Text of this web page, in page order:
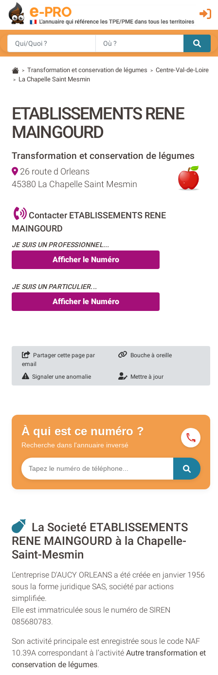
> Transformation et conservation de légumes > Centre-Val-de-Loire
> La Chapelle Saint Mesmin
ETABLISSEMENTS RENE
MAINGOURD
Transformation et conservation de légumes
26 route d Orleans
45380 La Chapelle Saint Mesmin
Contacter ETABLISSEMENTS RENE
MAINGOURD
JE SUIS UN PROFESSIONNEL...
Afficher le Numéro
JE SUIS UN PARTICULIER...
Afficher le Numéro
Partager cette page par
email
Bouche à oreille
Signaler une anomalie Mettre à jour
À qui est ce numéro ?
Recherche dans l'annuaire inversé
La Societé ETABLISSEMENTS
RENE MAINGOURD à la Chapelle-
Saint-Mesmin
L’entreprise D'AUCY ORLEANS a été créée en janvier 1956
sous la forme juridique SAS, société par actions
simplifiée.
Elle est immatriculée sous le numéro de SIREN
085680783.
Son activité principale est enregistrée sous le code NAF
10.39A correspondant à l’activité Autre transformation et
conservation de légumes